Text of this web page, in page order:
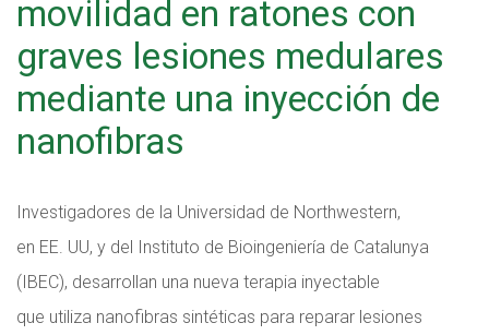
movilidad en ratones con
graves lesiones medulares
mediante una inyección de
nanofibras
Investigadores de la Universidad de Northwestern,
en EE. UU, y del Instituto de Bioingeniería de Catalunya
(IBEC), desarrollan una nueva terapia inyectable
que utiliza nanofibras sintéticas para reparar lesiones